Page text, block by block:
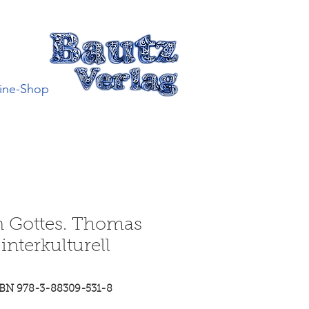
Shop
Gottes. Thomas
978-3-88309-531-8